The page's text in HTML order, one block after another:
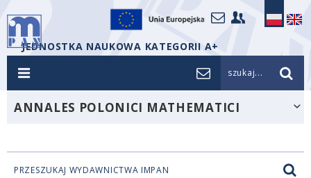
JEDNOSTKA NAUKOWA KATEGORII A+
szukaj...
ANNALES POLONICI MATHEMATICI
PRZESZUKAJ WYDAWNICTWA IMPAN